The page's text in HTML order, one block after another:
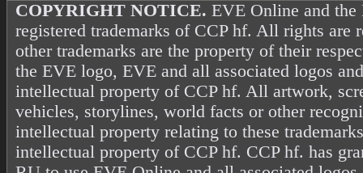
COPYRIGHT NOTICE. EVE Online and the
registered trademarks of CCP hf. All rights are
other trademarks are the property of their
the EVE logo, EVE and all associated logos
intellectual property of CCP hf. All artwork,
vehicles, storylines, world facts or other
intellectual property relating to these
intellectual property of CCP hf. CCP hf. has